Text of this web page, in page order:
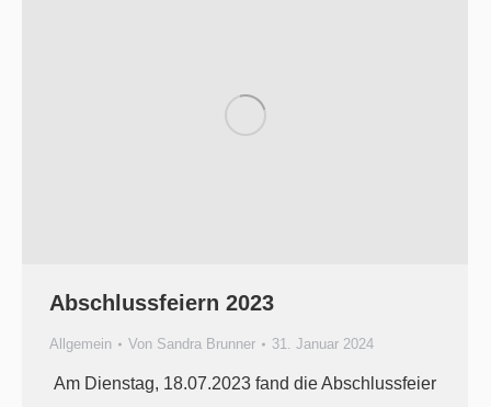
Abschlussfeiern 2023
Allgemein Von Sandra Brunner 31. Januar 2024
Am Dienstag, 18.07.2023 fand die Abschlussfeier